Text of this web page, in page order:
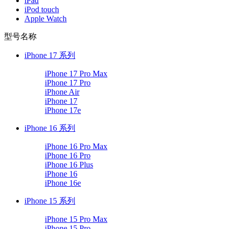
iPod touch
Apple Watch
型号名称
iPhone 17 系列
iPhone 17 Pro Max
iPhone 17 Pro
iPhone Air
iPhone 17
iPhone 17e
iPhone 16 系列
iPhone 16 Pro Max
iPhone 16 Pro
iPhone 16 Plus
iPhone 16
iPhone 16e
iPhone 15 系列
iPhone 15 Pro Max